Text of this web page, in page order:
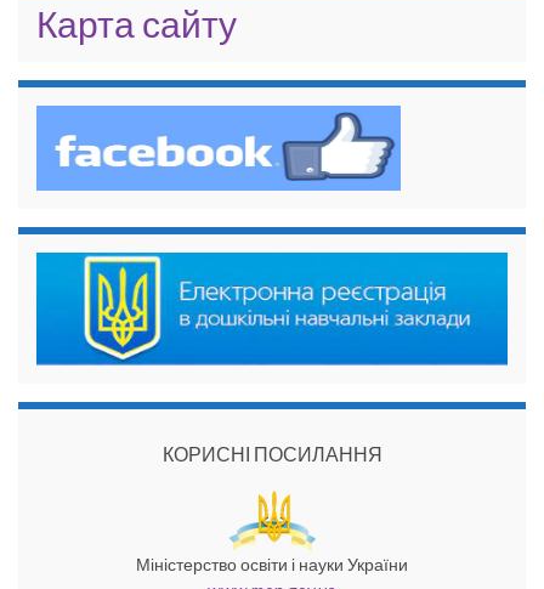
Карта сайту
КОРИСНІ ПОСИЛАННЯ
Міністерство освіти і науки України